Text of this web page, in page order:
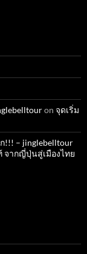
on จุดเริ่ม
!!! – jinglebelltour
จากญี่ปุ่นสู่เมืองไทย